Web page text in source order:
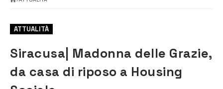
ATTUALITÀ
Siracusa| Madonna delle Grazie,
da casa di riposo a Housing